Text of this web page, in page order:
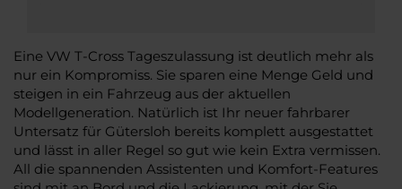
Eine VW T-Cross Tageszulassung ist deutlich mehr als
nur ein Kompromiss. Sie sparen eine Menge Geld und
steigen in ein Fahrzeug aus der aktuellen
Modellgeneration. Natürlich ist Ihr neuer fahrbarer
Untersatz für Gütersloh bereits komplett ausgestattet
und lässt in aller Regel so gut wie kein Extra vermissen.
All die spannenden Assistenten und Komfort-Features